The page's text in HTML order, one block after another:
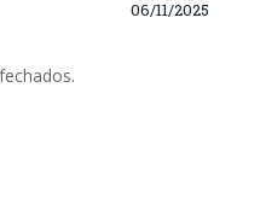
06/11/2025